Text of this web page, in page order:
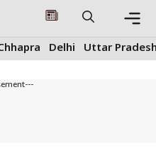
Delhi Uttar